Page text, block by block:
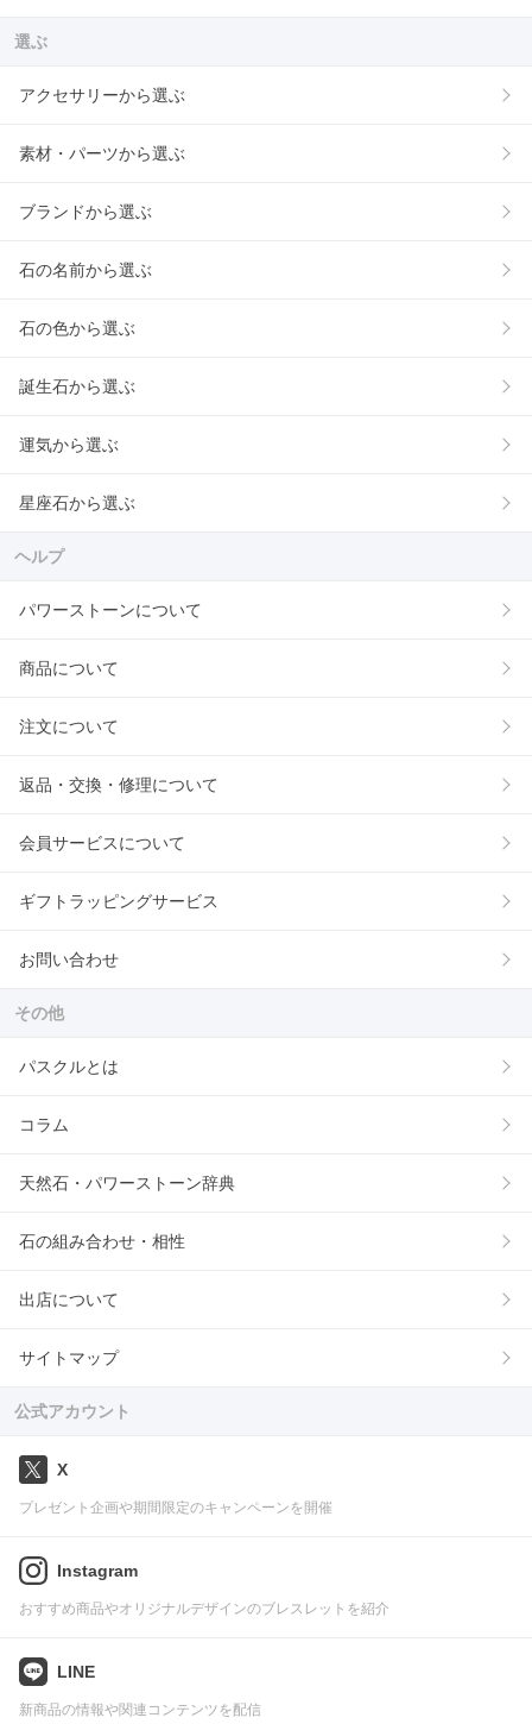
選ぶ
アクセサリーから選ぶ
素材・パーツから選ぶ
ブランドから選ぶ
石の名前から選ぶ
石の色から選ぶ
誕生石から選ぶ
運気から選ぶ
星座石から選ぶ
ヘルプ
パワーストーンについて
商品について
注文について
返品・交換・修理について
会員サービスについて
ギフトラッピングサービス
お問い合わせ
その他
パスクルとは
コラム
天然石・パワーストーン辞典
石の組み合わせ・相性
出店について
サイトマップ
公式アカウント
X
プレゼント企画や期間限定のキャンペーンを開催
Instagram
おすすめ商品やオリジナルデザインのブレスレットを紹介
LINE
新商品の情報や関連コンテンツを配信